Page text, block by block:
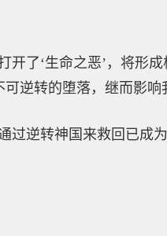
开了‘生命之恶’，将形
逆转的堕落，继而影响
过逆转神国来救回已成